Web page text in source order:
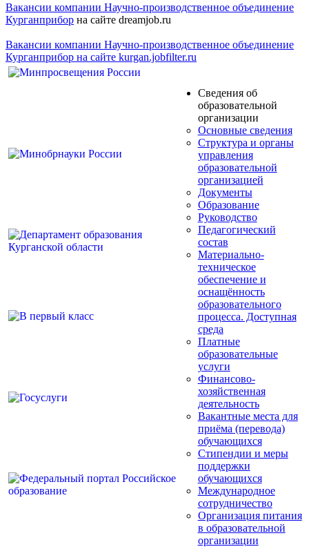
Вакансии компании Научно-производственное объединение
Курганприбор на сайте dreamjob.ru
Вакансии компании Научно-производственное объединение
Курганприбор на сайте kurgan.jobfilter.ru
Сведения об
образовательной
организации
Основные сведения
Структура и органы
управления
образовательной
организацией
Документы
Образование
Руководство
Педагогический
состав
Материально-
техническое
обеспечение и
оснащённость
образовательного
процесса. Доступная
среда
Платные
образовательные
услуги
Финансово-
хозяйственная
деятельность
Вакантные места для
приёма (перевода)
обучающихся
Стипендии и меры
поддержки
обучающихся
Международное
сотрудничество
Организация питания
в образовательной
организации